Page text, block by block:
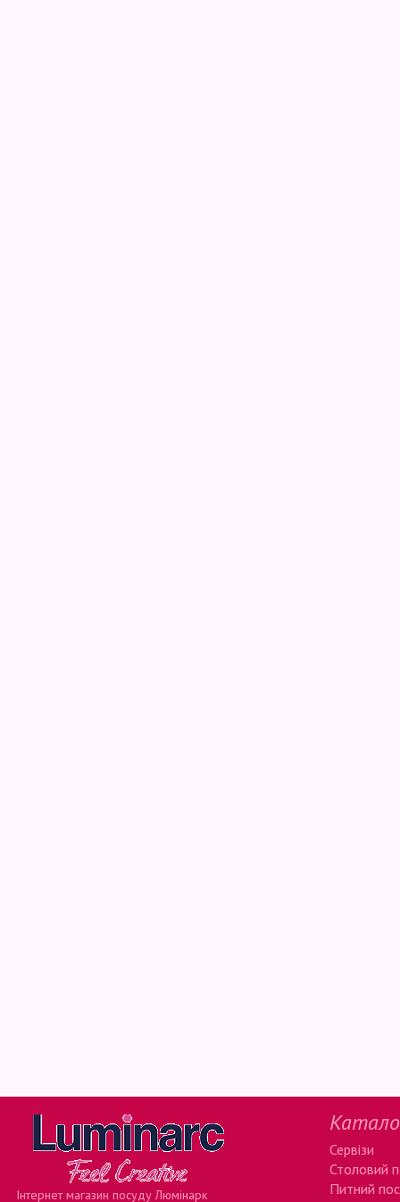
Інтернет магазин посуду Люмінарк
Сервізи
Столовий
Питний